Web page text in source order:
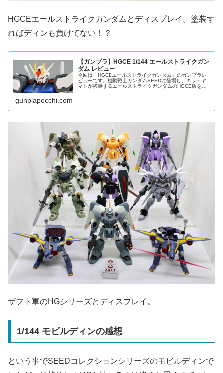
HGCEエールストライクガンダムとディスプレイ。塗装す
ればディンも負けてない！？
【ガンプラ】HGCE 1/144 エールストライクガン
ダム レビュー
今回は「HGCEエールストライクガンダム」のガンプラレ
ビューです。機動戦士ガンダムSEEDに登場し、キラ・ヤ
マトが搭乗するエールストライクガンダムのHGCE版をご
gunplapocchi.com
ザフト軍のHGシリーズとディスプレイ。
1/144 モビルディンの感想
という事でSEEDコレクションシリーズのモビルディンで